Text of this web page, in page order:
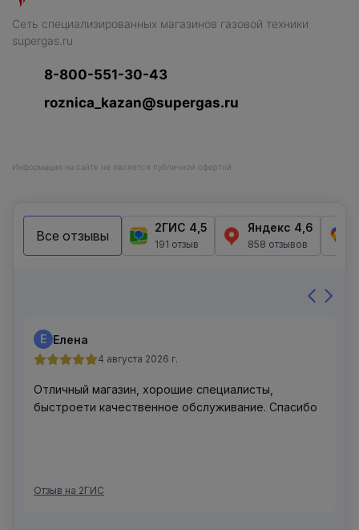
Сеть специализированных магазинов газовой техники
supergas.ru
8-800-551-30-43
roznica_kazan@supergas.ru
Информация на сайте не является публичной офертой